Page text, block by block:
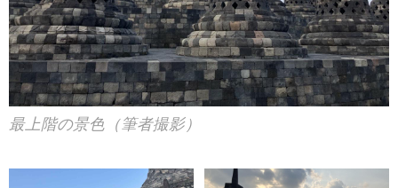
最上階の景色（筆者撮影）